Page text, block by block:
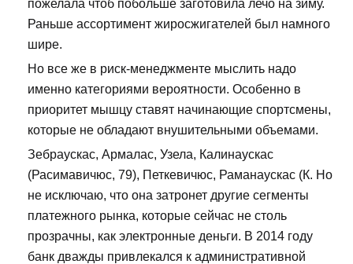
пожелала чтоб побольше заготовила лечо на зиму.
Раньше ассортимент жиросжигателей был намного
шире.
Но все же в риск-менеджменте мыслить надо
именно категориями вероятности. Особенно в
приоритет мышцу ставят начинающие спортсмены,
которые не обладают внушительными объемами.
Зебраускас, Армалас, Узела, Калинаускас
(Расимавичюс, 79), Петкевичюс, Раманаускас (К. Но
не исключаю, что она затронет другие сегменты
платежного рынка, которые сейчас не столь
прозрачны, как электронные деньги. В 2014 году
банк дважды привлекался к административной